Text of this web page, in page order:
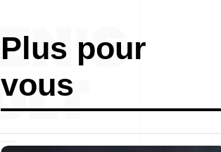
Plus pour
vous